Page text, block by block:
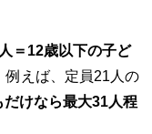
人＝12歳以下の子ど
例えば、定員21人の
だけなら最大31人程